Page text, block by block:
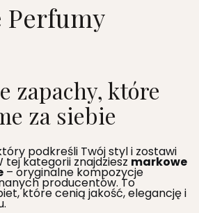
Perfumy
zapachy, które
za siebie
podkreśli Twój styl i zostawi
tej kategorii znajdziesz markowe
– oryginalne kompozycje
producentów. To
które cenią jakość, elegancję i